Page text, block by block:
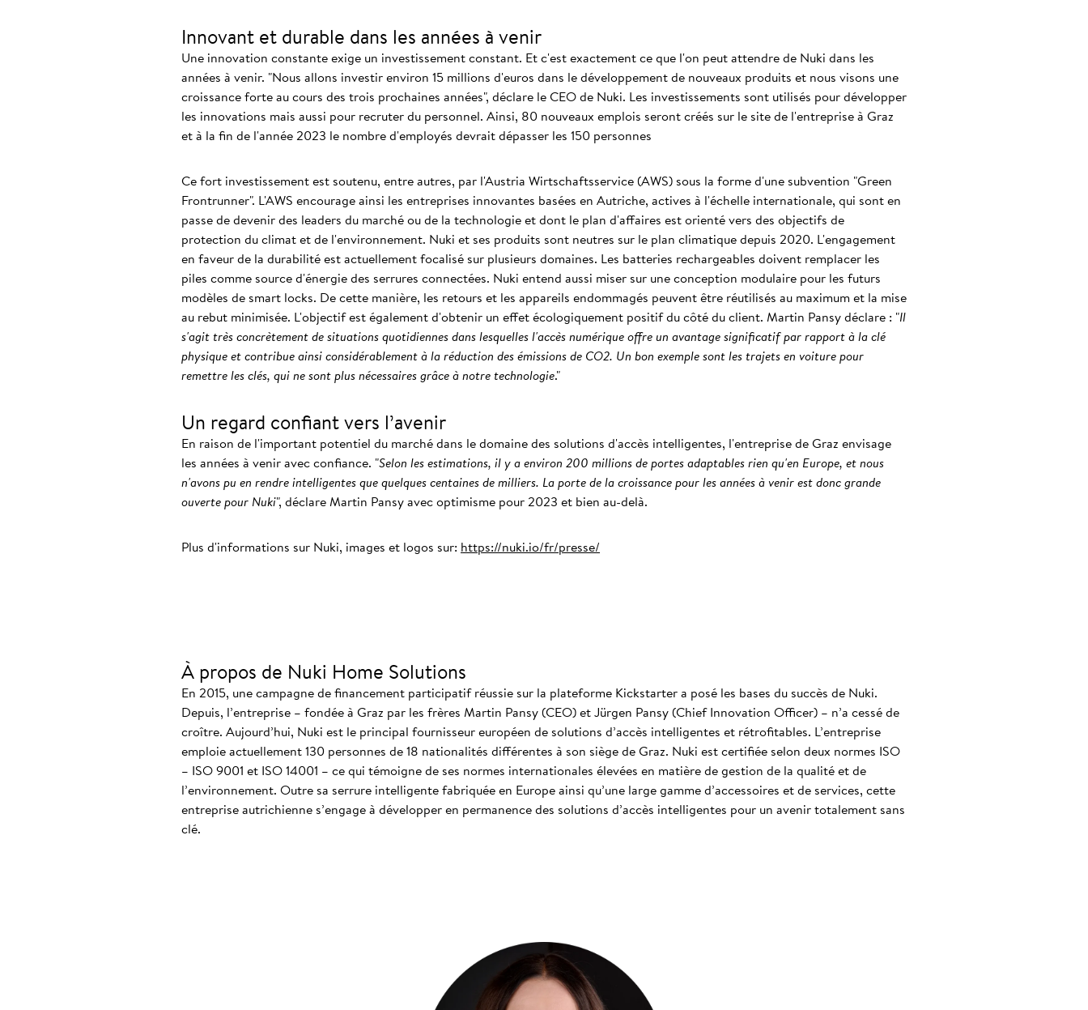
Innovant et durable dans les années à venir
Une innovation constante exige un investissement constant. Et c'est exactement ce que l'on peut attendre de Nuki dans les
années à venir. "Nous allons investir environ 15 millions d'euros dans le développement de nouveaux produits et nous visons une
croissance forte au cours des trois prochaines années", déclare le CEO de Nuki. Les investissements sont utilisés pour développer
les innovations mais aussi pour recruter du personnel. Ainsi, 80 nouveaux emplois seront créés sur le site de l'entreprise à Graz
et à la fin de l'année 2023 le nombre d'employés devrait dépasser les 150 personnes
Ce fort investissement est soutenu, entre autres, par l'Austria Wirtschaftsservice (AWS) sous la forme d'une subvention "Green
Frontrunner". L'AWS encourage ainsi les entreprises innovantes basées en Autriche, actives à l'échelle internationale, qui sont en
passe de devenir des leaders du marché ou de la technologie et dont le plan d'affaires est orienté vers des objectifs de
protection du climat et de l'environnement. Nuki et ses produits sont neutres sur le plan climatique depuis 2020. L'engagement
en faveur de la durabilité est actuellement focalisé sur plusieurs domaines. Les batteries rechargeables doivent remplacer les
piles comme source d'énergie des serrures connectées. Nuki entend aussi miser sur une conception modulaire pour les futurs
modèles de smart locks. De cette manière, les retours et les appareils endommagés peuvent être réutilisés au maximum et la mise
au rebut minimisée. L'objectif est également d'obtenir un effet écologiquement positif du côté du client. Martin Pansy déclare : "Il
s'agit très concrètement de situations quotidiennes dans lesquelles l'accès numérique offre un avantage significatif par rapport à la clé
physique et contribue ainsi considérablement à la réduction des émissions de CO2. Un bon exemple sont les trajets en voiture pour
remettre les clés, qui ne sont plus nécessaires grâce à notre technologie."
Un regard confiant vers l’avenir
En raison de l'important potentiel du marché dans le domaine des solutions d'accès intelligentes, l'entreprise de Graz envisage
les années à venir avec confiance. "Selon les estimations, il y a environ 200 millions de portes adaptables rien qu'en Europe, et nous
n'avons pu en rendre intelligentes que quelques centaines de milliers. La porte de la croissance pour les années à venir est donc grande
ouverte pour Nuki", déclare Martin Pansy avec optimisme pour 2023 et bien au-delà.
Plus d'informations sur Nuki, images et logos sur: https://nuki.io/fr/presse/
À propos de Nuki Home Solutions
En 2015, une campagne de financement participatif réussie sur la plateforme Kickstarter a posé les bases du succès de Nuki.
Depuis, l’entreprise – fondée à Graz par les frères Martin Pansy (CEO) et Jürgen Pansy (Chief Innovation Officer) – n’a cessé de
croître. Aujourd’hui, Nuki est le principal fournisseur européen de solutions d’accès intelligentes et rétrofitables. L’entreprise
emploie actuellement 130 personnes de 18 nationalités différentes à son siège de Graz. Nuki est certifiée selon deux normes ISO
– ISO 9001 et ISO 14001 – ce qui témoigne de ses normes internationales élevées en matière de gestion de la qualité et de
l’environnement. Outre sa serrure intelligente fabriquée en Europe ainsi qu’une large gamme d’accessoires et de services, cette
entreprise autrichienne s’engage à développer en permanence des solutions d’accès intelligentes pour un avenir totalement sans
clé.